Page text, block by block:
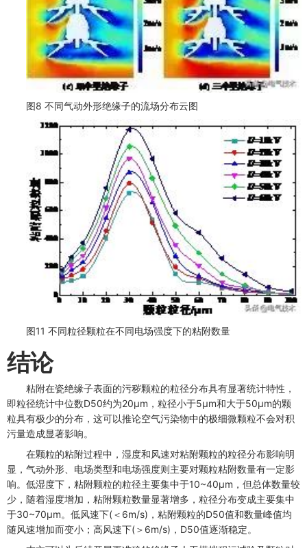
图8 不同气动外形绝缘子的流场分布云图
图11 不同粒径颗粒在不同电场强度下的粘附数量
结论
粘附在瓷绝缘子表面的污秽颗粒的粒径分布具有显著统计特性，
即粒径统计中位数D50约为20μm，粒径小于5μm和大于50μm的颗
粒具有极少的分布，这可以推论空气污染物中的极细微颗粒不会对积
污量造成显著影响。
在颗粒的粘附过程中，湿度和风速对粘附颗粒的粒径分布影响明
显，气动外形、电场类型和电场强度则主要对颗粒粘附数量有一定影
响。低湿度下，粘附颗粒的粒径主要集中于10~40μm，但总体数量较
少，随着湿度增加，粘附颗粒数量显著增多，粒径分布变成主要集中
于30~70μm。低风速下(＜6m/s)，粘附颗粒的D50值和数量峰值均
随风速增加而变小；高风速下(＞6m/s)，D50值逐渐稳定。